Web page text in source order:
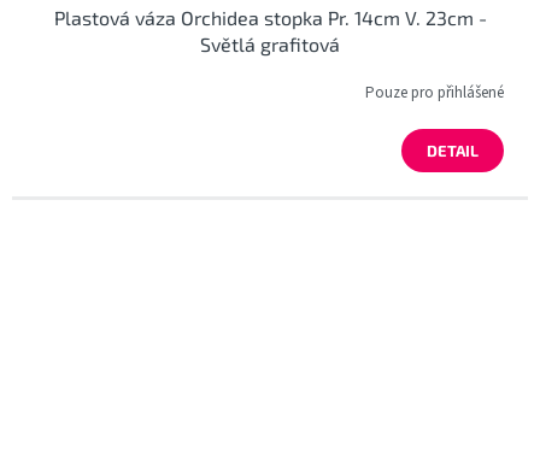
Plastová váza Orchidea stopka Pr. 14cm V. 23cm -
Světlá grafitová
Pouze pro přihlášené
DETAIL